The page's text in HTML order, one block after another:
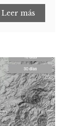
Leer más